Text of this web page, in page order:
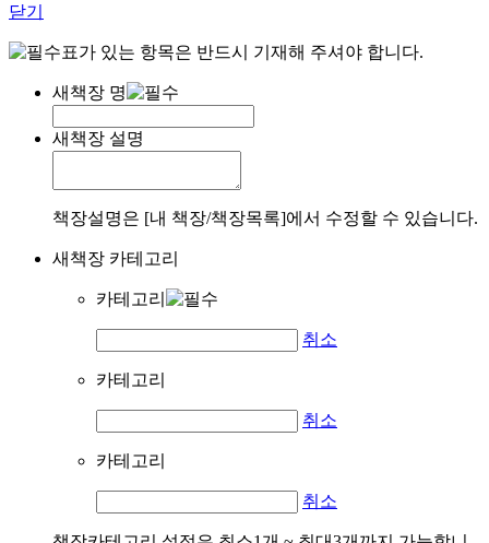
닫기
표가 있는 항목은 반드시 기재해 주셔야 합니다.
새책장 명
새책장 설명
책장설명은 [내 책장/책장목록]에서 수정할 수 있습니다.
새책장 카테고리
카테고리
취소
카테고리
취소
카테고리
취소